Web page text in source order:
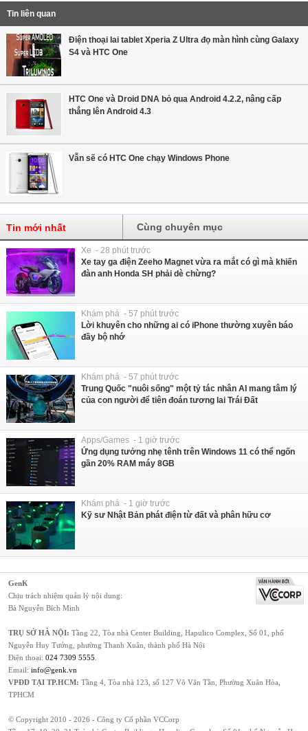
Tin liên quan
Điện thoại lai tablet Xperia Z Ultra đọ màn hình cùng Galaxy
S4 và HTC One
HTC One và Droid DNA bỏ qua Android 4.2.2, nâng cấp
thẳng lên Android 4.3
Vẫn sẽ có HTC One chạy Windows Phone
Tin mới nhất Cùng chuyên mục
Xe - 28 phút trước
Xe tay ga điện Zeeho Magnet vừa ra mắt có gì mà khiến
đàn anh Honda SH phải dè chừng?
Khám phá - 57 phút trước
Lời khuyên cho những ai có iPhone thường xuyên báo
đầy bộ nhớ
Khám phá - 57 phút trước
Trung Quốc "nuôi sống" một tỷ tác nhân AI mang tâm lý
của con người để tiên đoán tương lai Trái Đất
Apps/Games - 1 giờ trước
Ứng dụng tưởng nhẹ tênh trên Windows 11 có thể ngốn
gần 20% RAM máy 8GB
Khám phá - 1 giờ trước
Kỹ sư Nhật Bản phát điện từ đất và phân hữu cơ
GenK
Chịu trách nhiệm quản lý nội dung:
Bà Nguyễn Bích Minh
TRỤ SỞ HÀ NỘI: Tầng 22, Tòa nhà Center Building, Hapulico Complex, Số 01, phố
Nguyễn Huy Tưởng, phường Thanh Xuân, thành phố Hà Nội
Điện thoại: 024 7309 5555
Email: info@genk.vn
VPĐD TẠI TP.HCM: Tầng 4, Tòa nhà 123, số 127 Võ Văn Tần, Phường Xuân Hòa,
TPHCM
© Copyright 2010 - 2026 - Công ty Cổ phần VCCorp